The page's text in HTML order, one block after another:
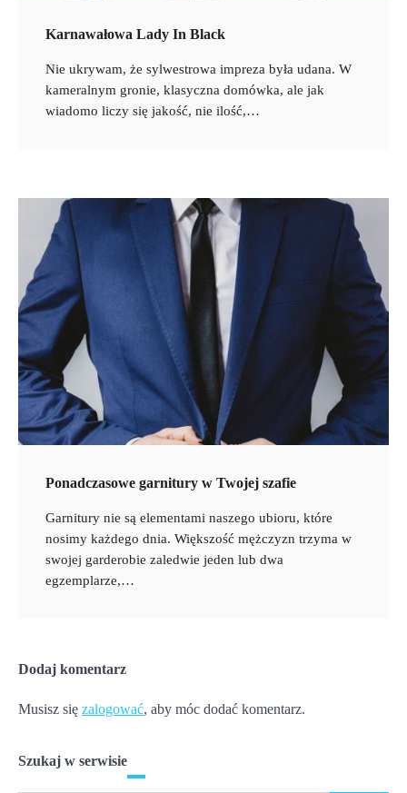
Karnawałowa Lady In Black
Nie ukrywam, że sylwestrowa impreza była udana. W
kameralnym gronie, klasyczna domówka, ale jak
wiadomo liczy się jakość, nie ilość,…
Ponadczasowe garnitury w Twojej szafie
Garnitury nie są elementami naszego ubioru, które
nosimy każdego dnia. Większość mężczyzn trzyma w
swojej garderobie zaledwie jeden lub dwa
egzemplarze,…
Dodaj komentarz
Musisz się zalogować, aby móc dodać komentarz.
Szukaj w serwisie